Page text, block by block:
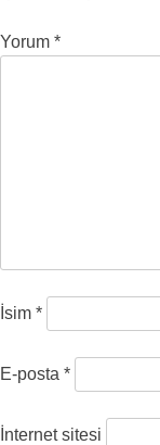
Yorum *
İsim *
E-posta *
İnternet sitesi